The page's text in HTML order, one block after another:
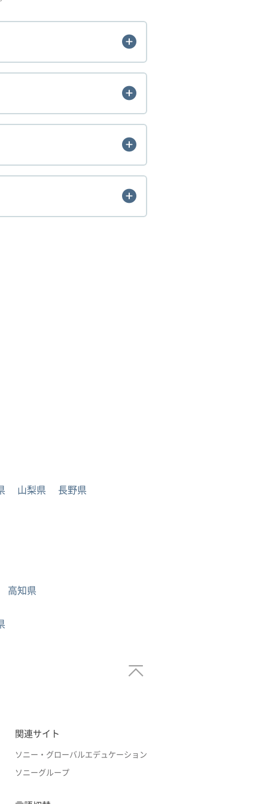
山梨県 長野県
高知県
関連サイト
ソニー・グローバルエデュケーション
ソニーグループ